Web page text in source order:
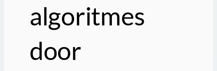
algoritmes
door